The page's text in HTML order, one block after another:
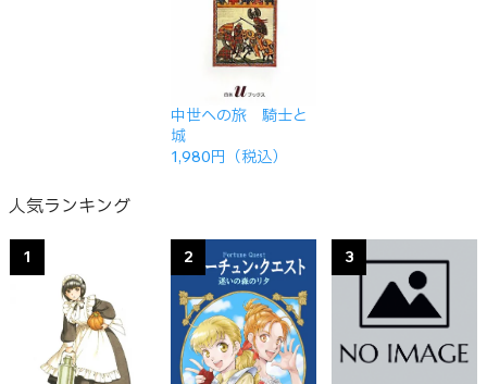
中世への旅 騎士と
城
1,980円（税込）
人気ランキング
1 2 3